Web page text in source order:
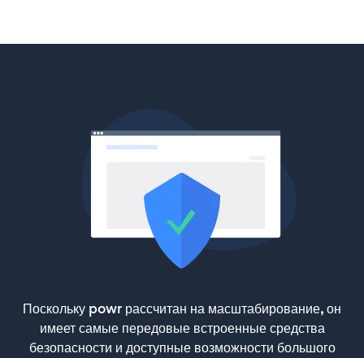
Поскольку powr рассчитан на масштабирование, он
имеет самые передовые встроенные средства
безопасности и доступные возможности большого